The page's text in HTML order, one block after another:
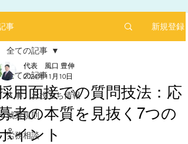
2025年1月にリリースした求人サイト「あるバ
イ」を運営する㈱ヒプスターの情報サイトに、
弊社が掲載されました！
事 新規登録
全ての記事
人事 お役立ち情報
就業規則
労務相談
全ての記事
用面接での質問技法：応
者の本質を見抜く7つの
イント
代表 風口 豊伸
2024年11月10日